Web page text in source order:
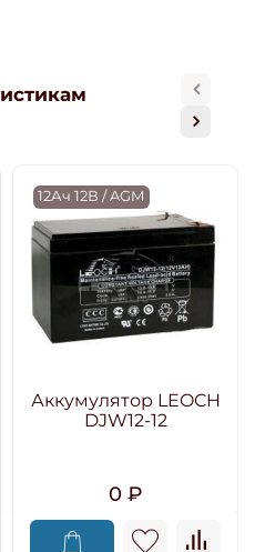
12Ач 12В / AGM
Аккумулятор LEOCH
DJW12-12
0 ₽